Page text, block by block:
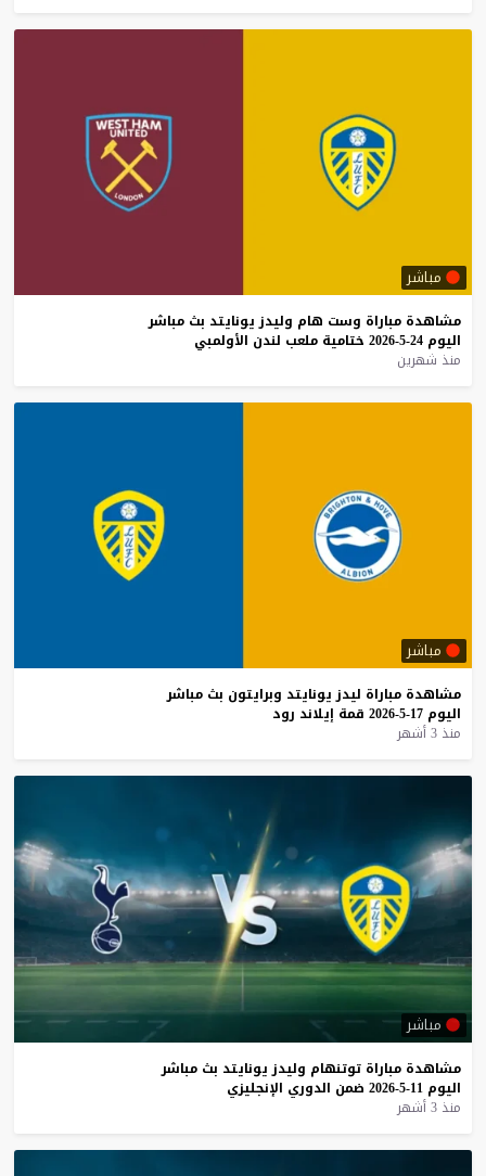
مباشر
مشاهدة مباراة وست هام وليدز يونايتد بث مباشر
اليوم 24-5-2026 ختامية ملعب لندن الأولمبي
منذ شهرين
مباشر
مشاهدة مباراة ليدز يونايتد وبرايتون بث مباشر
اليوم 17-5-2026 قمة إيلاند رود
منذ 3 أشهر
مباشر
مشاهدة مباراة توتنهام وليدز يونايتد بث مباشر
اليوم 11-5-2026 ضمن الدوري الإنجليزي
منذ 3 أشهر